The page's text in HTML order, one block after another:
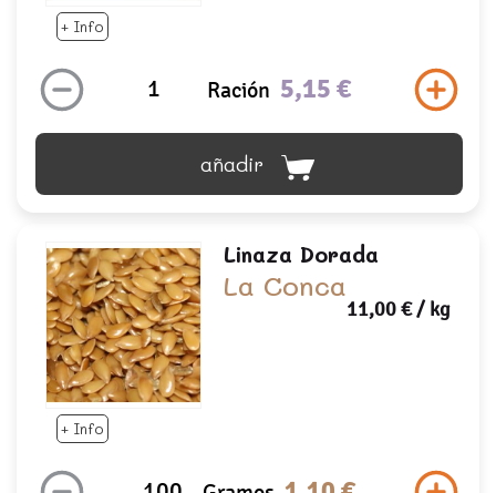
+ Info
Ración 5,15 €
añadir
+ Info
Linaza Dorada
La Conca
11,00 €/ kg